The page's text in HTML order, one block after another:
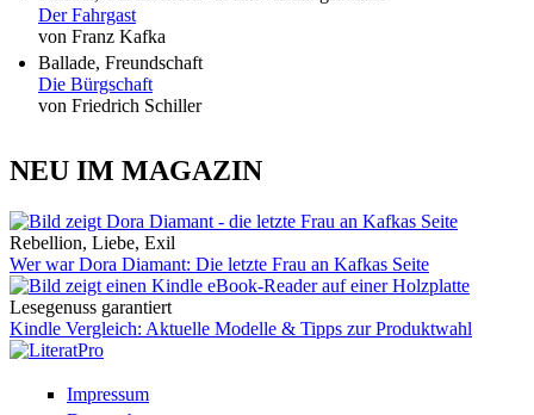
Der Fahrgast
von Franz Kafka
Ballade, Freundschaft
Die Bürgschaft
von Friedrich Schiller
NEU IM MAGAZIN
Rebellion, Liebe, Exil
Wer war Dora Diamant: Die letzte Frau an Kafkas Seite
Lesegenuss garantiert
Kindle Vergleich: Aktuelle Modelle & Tipps zur Produktwahl
Impressum